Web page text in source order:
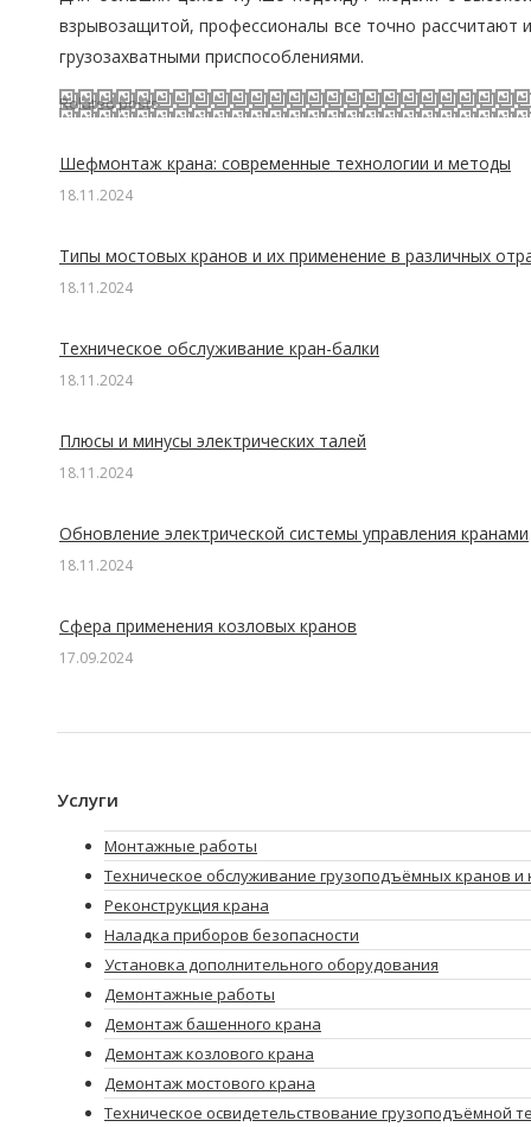
взрывозащитой, профессионалы все точно
грузозахватными приспособлениями.
Related posts
Шефмонтаж крана: современные технологии и методы
18.11.2024
Типы мостовых кранов и их применение в различных
18.11.2024
Техническое обслуживание кран-балки
18.11.2024
Плюсы и минусы электрических талей
18.11.2024
Обновление электрической системы управления кранами
18.11.2024
Сфера применения козловых кранов
17.09.2024
Услуги
Монтажные работы
Техническое обслуживание грузоподъёмных кранов и
Реконструкция крана
Наладка приборов безопасности
Установка дополнительного оборудования
Демонтажные работы
Демонтаж башенного крана
Демонтаж козлового крана
Демонтаж мостового крана
Техническое освидетельствование грузоподъёмной